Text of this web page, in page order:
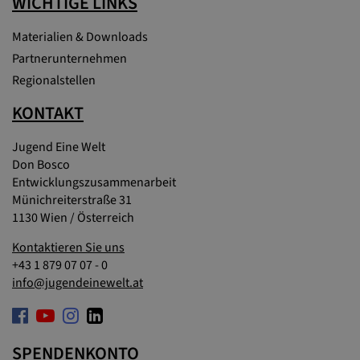
Materialien & Downloads
Partnerunternehmen
Regionalstellen
KONTAKT
Jugend Eine Welt
Don Bosco
Entwicklungszusammenarbeit
Münichreiterstraße 31
1130 Wien / Österreich
Kontaktieren Sie uns
+43 1 879 07 07 - 0
info@jugendeinewelt.at
SPENDENKONTO